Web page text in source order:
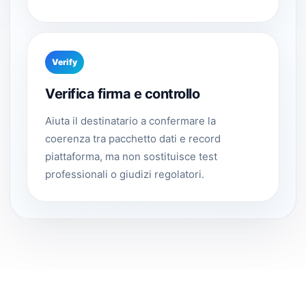
Verify
Verifica firma e controllo
Aiuta il destinatario a confermare la
coerenza tra pacchetto dati e record
piattaforma, ma non sostituisce test
professionali o giudizi regolatori.